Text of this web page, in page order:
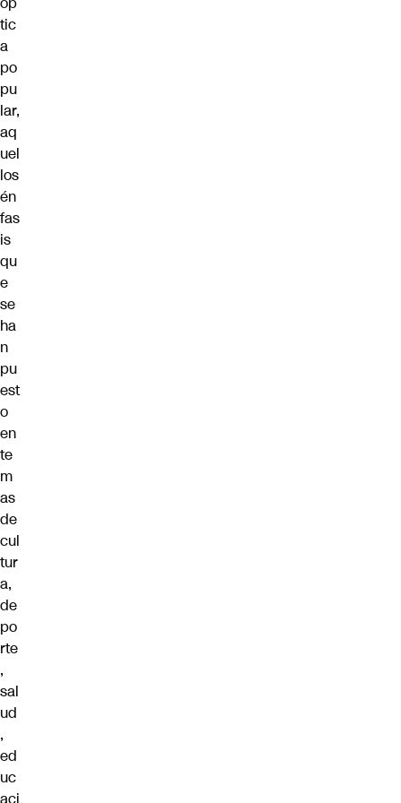
tic
a
po
pu
lar,
aq
uel
los
én
fas
is
qu
e
se
ha
n
pu
est
o
en
te
m
as
de
cul
tur
a,
de
po
rte
,
sal
ud
,
ed
uc